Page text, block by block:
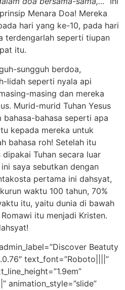
Menara Doa! Mereka
hari yang ke-10, pada hari
terdengarlah seperti tiupan
itu.
sungguh berdoa,
lidah seperti nyala api
masing dan mereka
Murid-murid Tuhan Yesus
bahasa seperti apa
kepada mereka untuk
bahasa roh! Setelah itu
Tuhan secara luar
saya sebutkan dengan
pertama ini dahsyat,
waktu 100 tahun, 70%
itu, yaitu dunia di bawah
itu menjadi Kristen.
Beatuty
text_font=”Roboto||||”
animation_style=”slide”